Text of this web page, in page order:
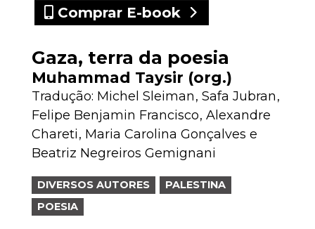
Comprar E-book
Gaza, terra da poesia
Muhammad Taysir (org.)
Tradução: Michel Sleiman, Safa Jubran,
Felipe Benjamin Francisco, Alexandre
Chareti, Maria Carolina Gonçalves e
Beatriz Negreiros Gemignani
DIVERSOS AUTORES
PALESTINA
POESIA